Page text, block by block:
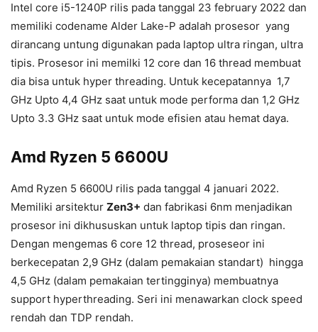
Intel core i5-1240P rilis pada tanggal 23 february 2022 dan
memiliki codename Alder Lake-P adalah prosesor yang
dirancang untung digunakan pada laptop ultra ringan, ultra
tipis. Prosesor ini memilki 12 core dan 16 thread membuat
dia bisa untuk hyper threading. Untuk kecepatannya 1,7
GHz Upto 4,4 GHz saat untuk mode performa dan 1,2 GHz
Upto 3.3 GHz saat untuk mode efisien atau hemat daya.
Amd Ryzen 5 6600U
Amd Ryzen 5 6600U rilis pada tanggal 4 januari 2022.
Memiliki arsitektur Zen3+ dan fabrikasi 6nm menjadikan
prosesor ini dikhususkan untuk laptop tipis dan ringan.
Dengan mengemas 6 core 12 thread, proseseor ini
berkecepatan 2,9 GHz (dalam pemakaian standart) hingga
4,5 GHz (dalam pemakaian tertingginya) membuatnya
support hyperthreading. Seri ini menawarkan clock speed
rendah dan TDP rendah.